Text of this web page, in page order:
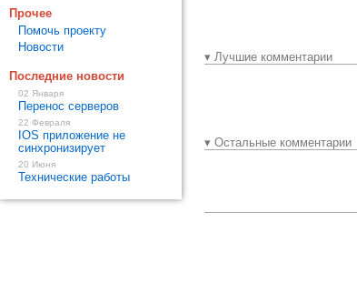
▾ Лучшие комментарии
▾ Остальные комментарии
Прочее
Помочь проекту
Новости
Последние новости
02 Января
Перенос серверов
22 Февраля
IOS приложение не
синхронизирует
20 Июня
Технические работы